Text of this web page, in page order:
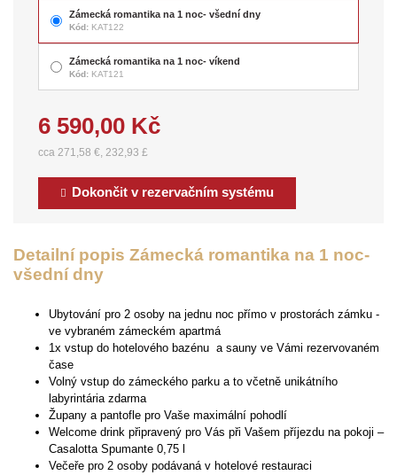
Zámecká romantika na 1 noc- všední dny
Kód:KAT122
Zámecká romantika na 1 noc- víkend
Kód:KAT121
6 590,00 Kč
cca 271,58 €, 232,93 £
Dokončit v rezervačním systému
Detailní popis Zámecká romantika na 1 noc-
všední dny
Ubytování pro 2 osoby na jednu noc přímo v prostorách zámku -
ve vybraném zámeckém apartmá
1x vstup do hotelového bazénu a sauny ve Vámi rezervovaném
čase
Volný vstup do zámeckého parku a to včetně unikátního
labyrintária zdarma
Župany a pantofle pro Vaše maximální pohodlí
Welcome drink připravený pro Vás při Vašem příjezdu na pokoji –
Casalotta Spumante 0,75 l
Večeře pro 2 osoby podávaná v hotelové restauraci